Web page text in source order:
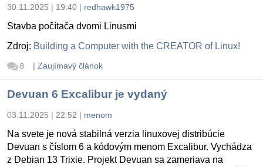
30.11.2025 | 19:40 | redhawk1975
Stavba počítača dvomi Linusmi
Zdroj: Building a Computer with the CREATOR of Linux!
8 | Zaujímavý článok
Devuan 6 Excalibur je vydaný
03.11.2025 | 22:52 | menom
Na svete je nová stabilná verzia linuxovej distribúcie
Devuan s číslom 6 a kódovým menom Excalibur. Vychádza
z Debian 13 Trixie. Projekt Devuan sa zameriava na